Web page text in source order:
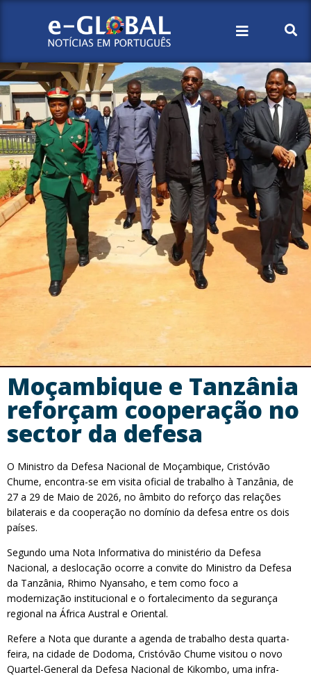
Moçambique e Tanzânia
reforçam cooperação no
sector da defesa
O Ministro da Defesa Nacional de Moçambique, Cristóvão
Chume, encontra-se em visita oficial de trabalho à Tanzânia, de
27 a 29 de Maio de 2026, no âmbito do reforço das relações
bilaterais e da cooperação no domínio da defesa entre os dois
países.
Segundo uma Nota Informativa do ministério da Defesa
Nacional, a deslocação ocorre a convite do Ministro da Defesa
da Tanzânia, Rhimo Nyansaho, e tem como foco a
modernização institucional e o fortalecimento da segurança
regional na África Austral e Oriental.
Refere a Nota que durante a agenda de trabalho desta quarta-
feira, na cidade de Dodoma, Cristóvão Chume visitou o novo
Quartel-General da Defesa Nacional de Kikombo, uma infra-